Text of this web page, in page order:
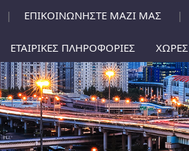
| ΕΠΙΚΟΙΝΩΝΗΣΤΕ ΜΑΖΙ ΜΑΣ |
ΕΤΑΙΡΙΚΕΣ ΠΛΗΡΟΦΟΡΙΕΣ ΧΩΡΕΣ